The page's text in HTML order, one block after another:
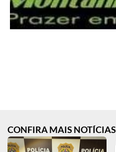
CONFIRA MAIS NOTÍCIAS